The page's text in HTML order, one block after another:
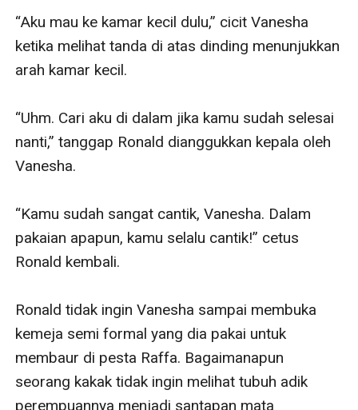
“Aku mau ke kamar kecil dulu,” cicit Vanesha
ketika melihat tanda di atas dinding menunjukkan
arah kamar kecil.
“Uhm. Cari aku di dalam jika kamu sudah selesai
nanti,” tanggap Ronald dianggukkan kepala oleh
Vanesha.
“Kamu sudah sangat cantik, Vanesha. Dalam
pakaian apapun, kamu selalu cantik!” cetus
Ronald kembali.
Ronald tidak ingin Vanesha sampai membuka
kemeja semi formal yang dia pakai untuk
membaur di pesta Raffa. Bagaimanapun
seorang kakak tidak ingin melihat tubuh adik
perempuannya menjadi santapan mata